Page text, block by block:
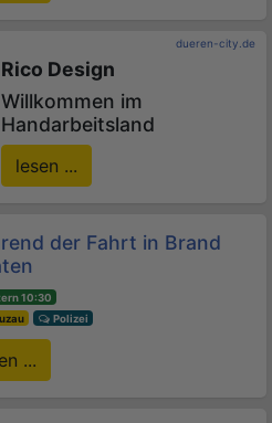
dueren-city.de
Rico Design
Willkommen im
Handarbeitsland
lesen ...
der Fahrt in Brand
10:30
Polizei
...